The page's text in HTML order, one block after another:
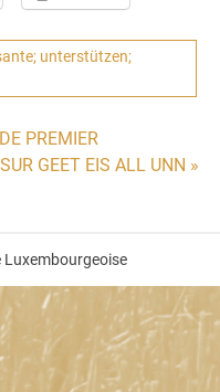
unterstützen;
PREMIER
GEET EIS ALL UNN »